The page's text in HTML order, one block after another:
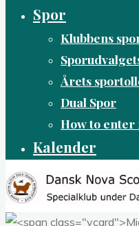
Spor
Klubbens
Årets
Dual Spor
How to
Kalender